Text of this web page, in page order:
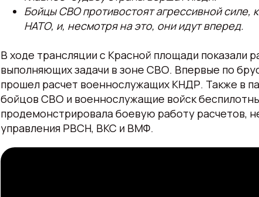
Бойцы СВО противостоят агрессивной силе,
НАТО, и, несмотря на это, они идут вперед.
В ходе трансляции с Красной площади показали
выполняющих задачи в зоне СВО. Впервые по
прошел расчет военнослужащих КНДР. Также в
бойцов СВО и военнослужащие войск
продемонстрировала боевую работу расчетов,
управления РВСН, ВКС и ВМФ.